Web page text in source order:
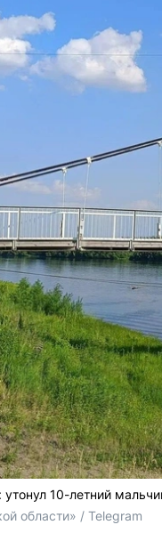
10-летний
области» / Telegram